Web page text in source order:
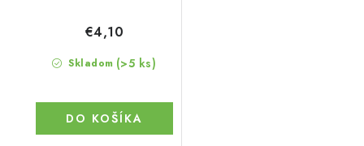
Skladom (>5 ks)
€4,10
DO KOŠÍKA